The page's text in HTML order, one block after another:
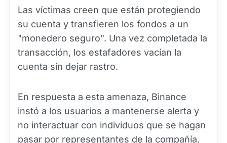
Las víctimas creen que están protegiendo
su cuenta y transfieren los fondos a un
"monedero seguro". Una vez completada la
transacción, los estafadores vacían la
cuenta sin dejar rastro.
En respuesta a esta amenaza, Binance
instó a los usuarios a mantenerse alerta y
no interactuar con individuos que se hagan
pasar por representantes de la compañía.